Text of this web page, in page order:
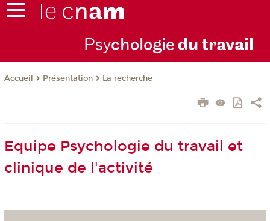
Psychologie du travail
Accueil Présentation La recherche
Equipe Psychologie du travail et
clinique de l'activité